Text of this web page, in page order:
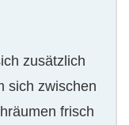
zusätzlich
sich zwischen
frisch